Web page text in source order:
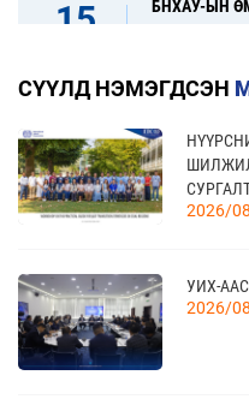
15
БНХАУ-ЫН
31
08 сар
“FINE FOOD
ХҮНСНИЙ
17
09 сар
САЛБАРЫН
СҮҮЛД НЭМЭГДСЭН
2026/
УИХ-
2026/